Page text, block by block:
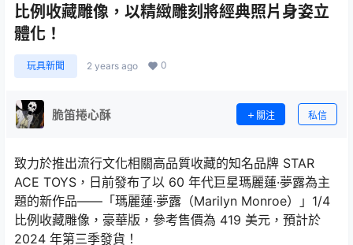
比例收藏雕像，以精緻雕刻將經典照片身姿立
體化！
玩具新聞 2 years ago 0
脆笛捲心酥 關注 私信
致力於推出流行文化相關高品質收藏的知名品牌 STAR
ACE TOYS，日前發布了以 60 年代巨星瑪麗蓮·夢露為主
題的新作品——「瑪麗蓮·夢露（Marilyn Monroe）」1/4
比例收藏雕像，豪華版，參考售價為 419 美元，預計於
2024 年第三季發貨！